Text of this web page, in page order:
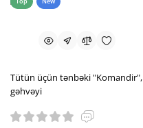
Tütün üçün tənbəki "Komandir",
gəhvəyi